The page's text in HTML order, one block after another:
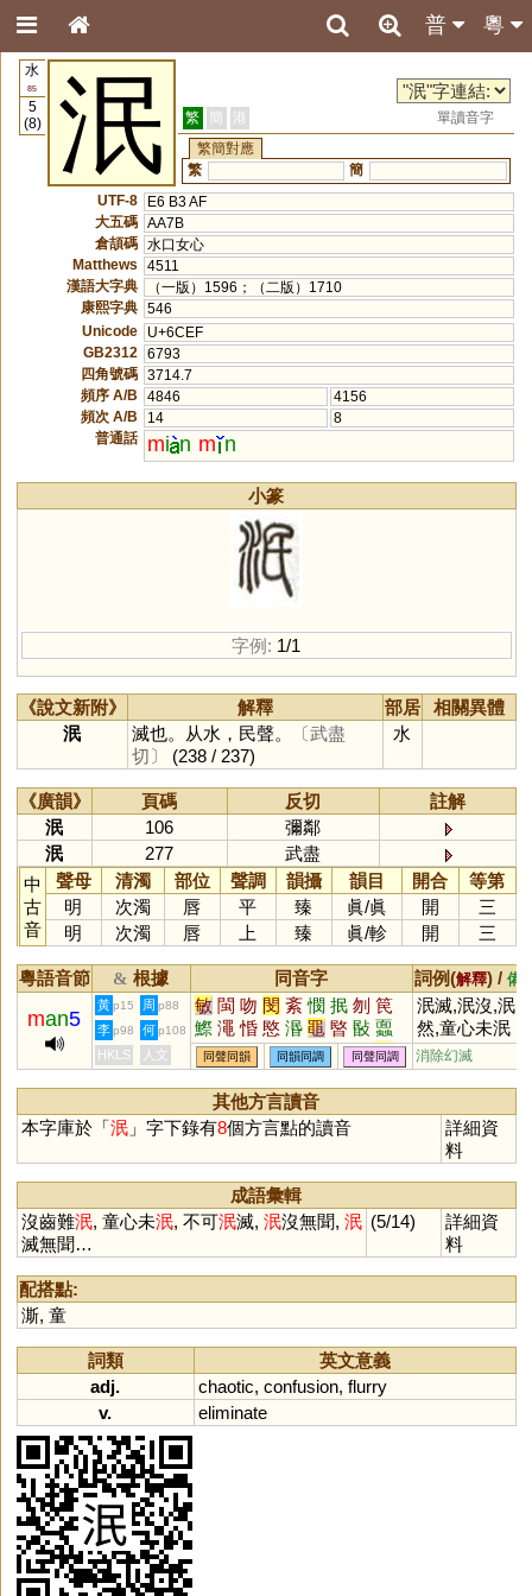
粵
普
水
85
5
(8)
泯 繁 簡 港
單讀音字
繁簡對應
繁
簡
UTF-8
E6 B3 AF
大五碼 AA7B
倉頡碼 水口女心
Matthews
4511
漢語大字典
（一版）1596；（二版）1710
康熙字典 546
Unicode
U+6CEF
GB2312
6793
四角號碼 3714.7
頻序 A/B
4846
4156
頻次 A/B
14
8
普通話
mi n m n
小篆
字例: 1/1
《說文新附》 解釋 部居
相關異體
泯
滅也。从水，民聲。
〔武盡
切〕
(238 / 237)
水
《廣韻》 頁碼 反切
註解
泯
106
彌鄰
泯
277
武盡
中
古
音
聲母 清濁 部位 聲調 韻攝 韻目 開合
等第
明
次濁 唇 平 臻 眞/眞 開
三
明
次濁 唇 上 臻 眞/軫 開 三
粵語音節 & 根據 同音字 詞例(解釋) / 備
man5
黃 p15 周 p88 敏 閩 吻 閔 紊 憫 抿 刎 笢
鰶 澠 惛 愍 湣 黽 暋 敯 蠠
簢 呡 呅 刡 潣 搵 歾 僶 敃
怋 抆
泯滅,泯沒,泯
然,童心未泯
李 p98 何 p108
HKLS 人文 同聲同韻 同韻同調 同聲同調 消除幻滅
其他方言讀音
本字庫於「泯」字下錄有8個方言點的讀音
詳細資
料
成語彙輯
沒齒難泯, 童心未泯, 不可泯滅, 泯沒無聞, 泯
滅無聞…
(5/14)
詳細資
料
配搭點:
澌, 童
詞類
英文意義
adj.
chaotic, confusion, flurry
v.
eliminate